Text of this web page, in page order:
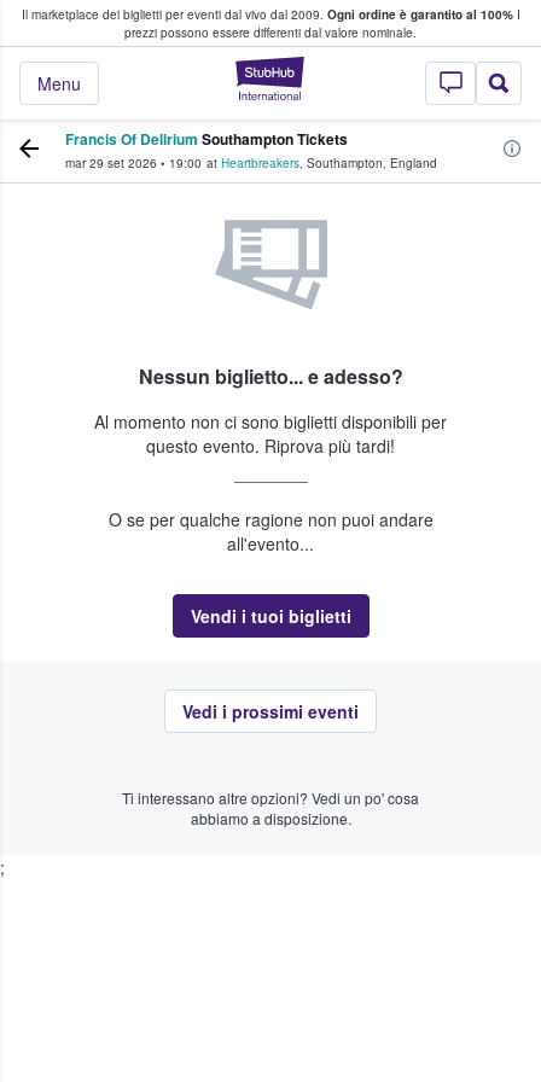
Il marketplace dei biglietti per eventi dal vivo dal 2009. Ogni ordine è garantito al 100%I
prezzi possono essere differenti dal valore nominale.
StubHub - Dove
Menu
fan comprano e vendono biglietti
Francis Of Delirium Southampton Tickets
mar 29 set 2026 • 19:00 at Heartbreakers, Southampton, England
Nessun biglietto... e adesso?
Al momento non ci sono biglietti disponibili per
questo evento. Riprova più tardi!
O se per qualche ragione non puoi andare
all'evento...
Vendi i tuoi biglietti
Vedi i prossimi eventi
Ti interessano altre opzioni? Vedi un po' cosa
abbiamo a disposizione.
;